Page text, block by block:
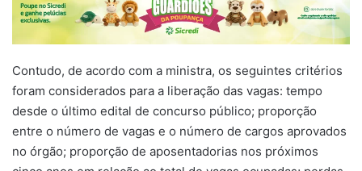
Contudo, de acordo com a ministra, os seguintes critérios
foram considerados para a liberação das vagas: tempo
desde o último edital de concurso público; proporção
entre o número de vagas e o número de cargos aprovados
no órgão; proporção de aposentadorias nos próximos